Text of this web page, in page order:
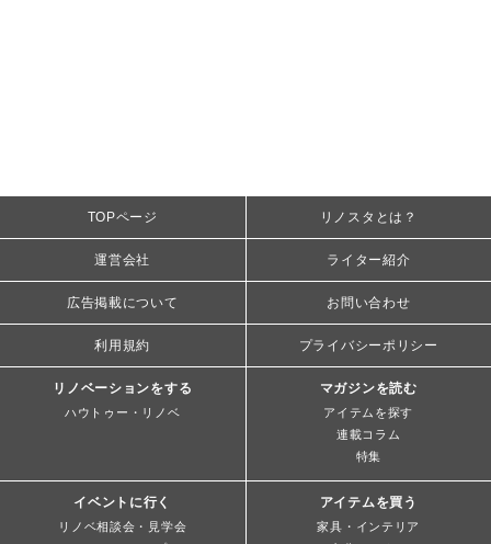
TOPページ リノスタとは？
運営会社 ライター紹介
広告掲載について お問い合わせ
利用規約 プライバシーポリシー
リノベーションをする
ハウトゥー・リノベ
マガジンを読む
アイテムを探す
連載コラム
特集
イベントに行く
リノベ相談会・見学会
アイテムを買う
家具・インテリア